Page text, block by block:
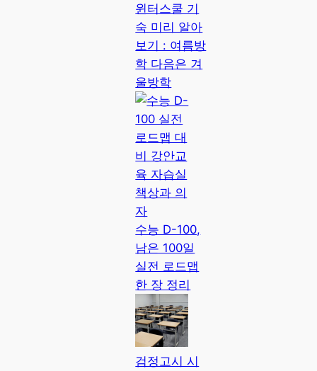
윈터스쿨 기
숙 미리 알아
보기 : 여름방
학 다음은 겨
울방학
수능 D-100,
남은 100일
실전 로드맵
한 장 정리
검정고시 시